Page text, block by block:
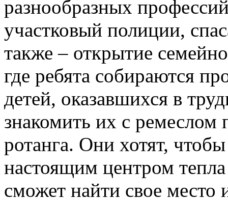
разнообразных
участковый полиции,
также – открытие
где ребята собираются
детей, оказавшихся в
знакомить их с ремеслом
ротанга. Они хотят,
настоящим центром
сможет найти свое место